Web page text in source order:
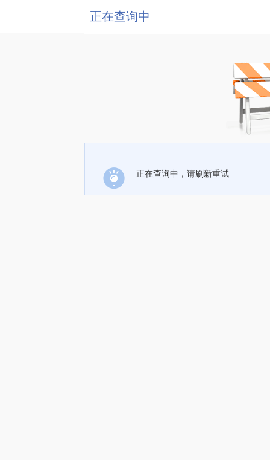
正在查询中
正在查询中，请刷新重试